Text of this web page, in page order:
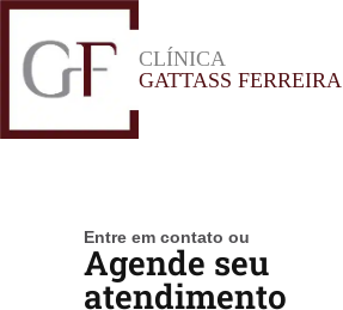
CLÍNICA
GATTASS FERREIRA
Entre em contato ou
Agende seu
atendimento